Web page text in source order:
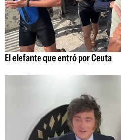
El elefante que entró por Ceuta